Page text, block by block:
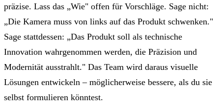
präzise. Lass das „Wie" offen für Vorschläge. Sage nicht:
„Die Kamera muss von links auf das Produkt schwenken."
Sage stattdessen: „Das Produkt soll als technische
Innovation wahrgenommen werden, die Präzision und
Modernität ausstrahlt." Das Team wird daraus visuelle
Lösungen entwickeln – möglicherweise bessere, als du sie
selbst formulieren könntest.